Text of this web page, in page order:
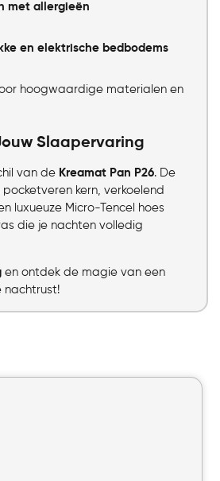
met allergieën
en elektrische bedbodems
hoogwaardige materialen en
Slaapervaring
van de Kreamat Pan P26. De
kern, verkoelend
luxueuze Micro-Tencel hoes
die je nachten volledig
en ontdek de magie van een
nachtrust!